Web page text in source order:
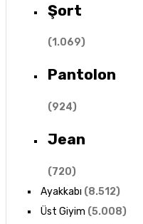
Şort
(1.069)
Pantolon
(924)
Jean
(720)
Ayakkabı (8.512)
Üst Giyim (5.008)